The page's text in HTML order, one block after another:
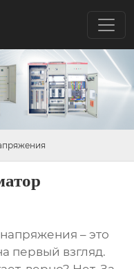
– это
первый взгляд.